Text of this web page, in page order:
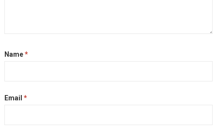
Name*
Email *